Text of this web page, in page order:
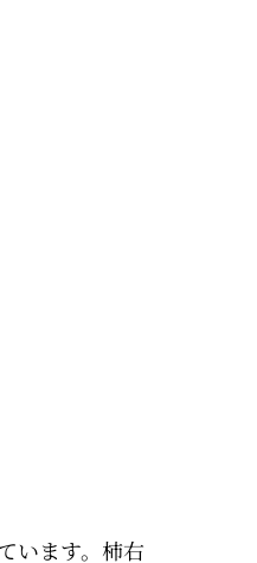
います。柿右